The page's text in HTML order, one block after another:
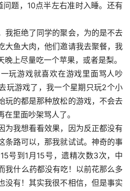
题，10点半左右准时入睡。还有
我拒绝了同学的聚会，为的是不去
大鱼大肉，他们邀请我去聚餐，我
上尽量吃一个苹果，或者是梨。
玩游戏就喜欢在游戏里面骂人吵
玩游戏了，我一个星期只玩2个小
玩的都是那种放松的游戏，不会去
里面吵架骂人了。
为我想看看效果，因为反正都没有
条路可以，那我就试试。神奇的事
号到1月15号，遗精次数3次，中
我什么药都没有吃！以前花那么多
没有！其实我很不相信，但是事实